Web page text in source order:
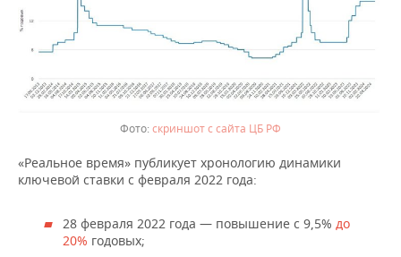
скриншот с сайта ЦБ РФ
«Реальное время» публикует хронологию динамики
ключевой ставки с февраля 2022 года:
28 февраля 2022 года — повышение с 9,5% до
20% годовых;